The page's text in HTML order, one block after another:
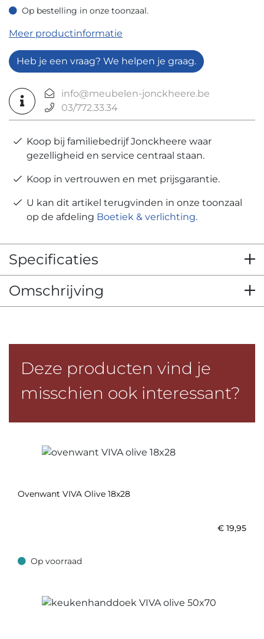
Op bestelling in onze toonzaal.
Op bestelling in onze toonzaal.
Meer productinformatie
Heb je een vraag? We helpen je graag.
info@meubelen-jonckheere.be
03/772.33.34
Koop bij familiebedrijf Jonckheere waar
gezelligheid en service centraal staan.
Koop in vertrouwen en met prijsgarantie.
U kan dit artikel terugvinden in onze toonzaal
op de afdeling Boetiek & verlichting.
Specificaties
Omschrijving
Deze producten vind je
misschien ook interessant?
Ovenwant VIVA Olive 18x28
€ 19,95
Op voorraad
Op voorraad